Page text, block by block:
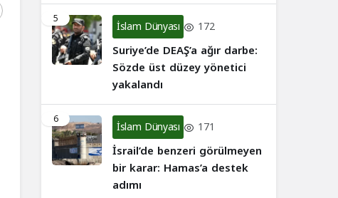
5 İslam Dünyası 172
Suriye’de DEAŞ’a ağır darbe:
Sözde üst düzey yönetici
yakalandı
6 İslam Dünyası 171
İsrail’de benzeri görülmeyen
bir karar: Hamas’a destek
adımı